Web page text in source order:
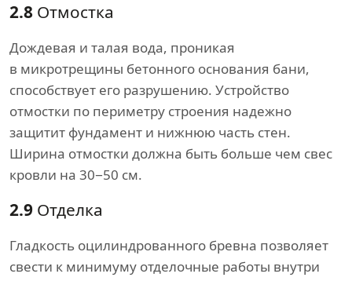
2.8 Отмостка
Дождевая и талая вода, проникая
в микротрещины бетонного основания бани,
способствует его разрушению. Устройство
отмостки по периметру строения надежно
защитит фундамент и нижнюю часть стен.
Ширина отмостки должна быть больше чем свес
кровли на 30−50 см.
2.9 Отделка
Гладкость оцилиндрованного бревна позволяет
свести к минимуму отделочные работы внутри